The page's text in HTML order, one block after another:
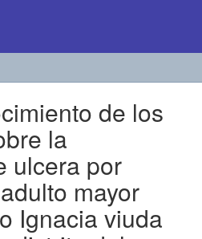
de los
la
ulcera por
mayor
Ignacia viuda